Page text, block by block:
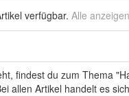
verfügbar. Alle anzeigen
findest du zum Thema
allen Artikel handelt es